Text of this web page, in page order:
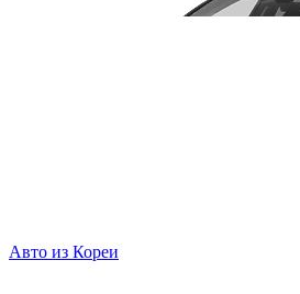
Авто из Кореи